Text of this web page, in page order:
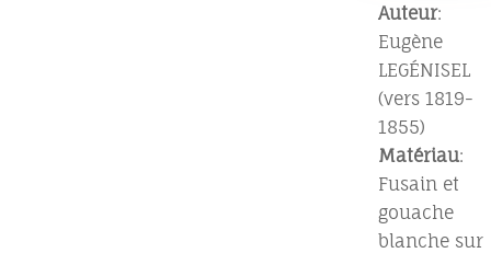
Auteur:
Eugène
LEGÉNISEL
(vers 1819-
1855)
Matériau:
Fusain et
gouache
blanche sur